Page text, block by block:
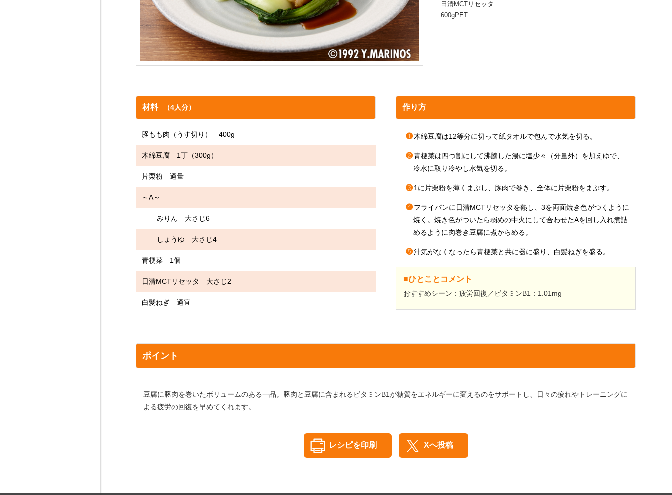
日清MCTリセッタ
600gPET
材料 （4人分）
豚もも肉（うす切り） 400g
木綿豆腐 1丁（300g）
片栗粉 適量
～A～
みりん 大さじ6
しょうゆ 大さじ4
青梗菜 1個
日清MCTリセッタ 大さじ2
白髪ねぎ 適宜
作り方
❶木綿豆腐は12等分に切って紙タオルで包んで水気を切る。
❷青梗菜は四つ割にして沸騰した湯に塩少々（分量外）を加えゆで、
冷水に取り冷やし水気を切る。
❸ 1に片栗粉を薄くまぶし、豚肉で巻き、全体に片栗粉をまぶす。
❹ フライパンに日清MCTリセッタを熱し、3を両面焼き色がつくように
焼く。焼き色がついたら弱めの中火にして合わせたAを回し入れ煮詰
めるように肉巻き豆腐に煮からめる。
❺汁気がなくなったら青梗菜と共に器に盛り、白髪ねぎを盛る。
■ひとことコメント
おすすめシーン：疲労回復／ビタミンB1：1.01mg
ポイント
豆腐に豚肉を巻いたボリュームのある一品。豚肉と豆腐に含まれるビタミンB1が糖質をエネルギーに変えるのをサポートし、日々の疲れやトレーニングに
よる疲労の回復を早めてくれます。
レシピを印刷 Xへ投稿